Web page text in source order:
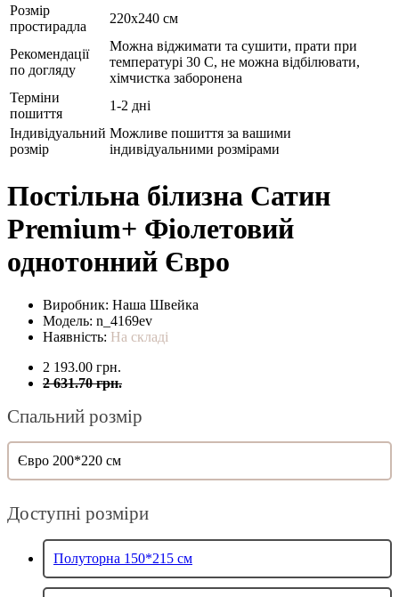
Розмір
простирадла
220х240 см
Рекомендації
по догляду
Можна віджимати та сушити, прати при
температурі 30 С, не можна відбілювати,
хімчистка заборонена
Терміни
пошиття
1-2 дні
Індивідуальний
розмір
Можливе пошиття за вашими
індивідуальними розмірами
Постільна білизна Сатин
Premium+ Фіолетовий
однотонний Євро
Виробник: Наша Швейка
Модель: n_4169ev
Наявність: На складі
2 193.00 грн.
2 631.70 грн.
Спальний розмір
Євро 200*220 см
Доступні розміри
Полуторна 150*215 см